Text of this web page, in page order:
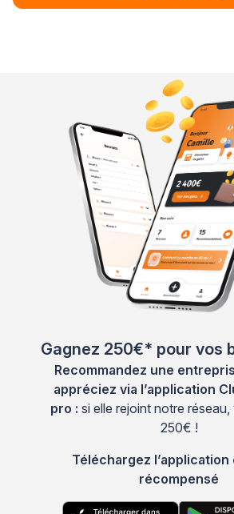
Gagnez 250€* pour vos
Recommandez une
appréciez via l’application
pro : si elle rejoint notre
250€ !
Téléchargez l’application
récompensé